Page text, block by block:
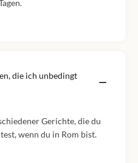
die ich unbedingt
Gerichte, die du
wenn du in Rom bist.